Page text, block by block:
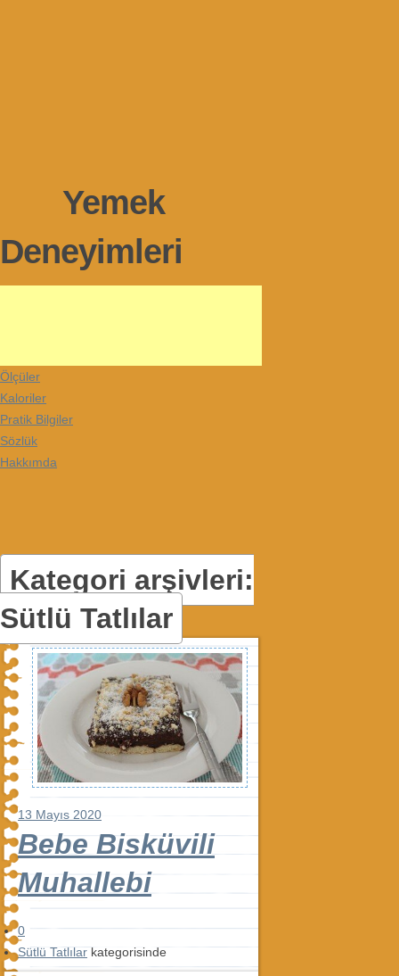
Yemek
Deneyimleri
Ölçüler
Kaloriler
Pratik Bilgiler
Sözlük
Hakkımda
Kategori arşivleri:
Sütlü Tatlılar
13 Mayıs 2020
Bebe Bisküvili
Muhallebi
0
Sütlü Tatlılar kategorisinde